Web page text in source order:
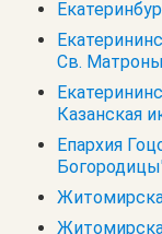
Св.
Казанская
Епархия